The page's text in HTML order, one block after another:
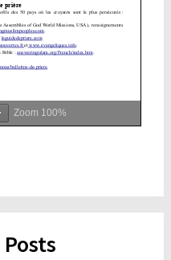
Zoom 100%